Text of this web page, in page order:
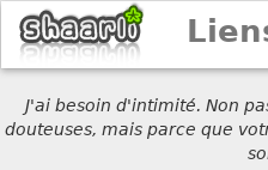
J'ai besoin d'intimité. Non
douteuses, mais parce que